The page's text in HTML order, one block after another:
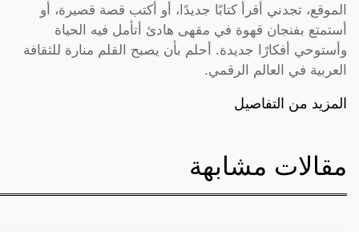
الموقع، تجدني أقرأ كتابًا جديدًا، أو أكتب قصة قصيرة، أو
أستمتع بفنجان قهوة في مقهى هادئ أتأمل فيه الحياة
وأستوحي أفكارًا جديدة. أحلم بأن يصبح القلم منارة للثقافة
العربية في العالم الرقمي.
المزيد من التفاصيل
مقالات مشابهة